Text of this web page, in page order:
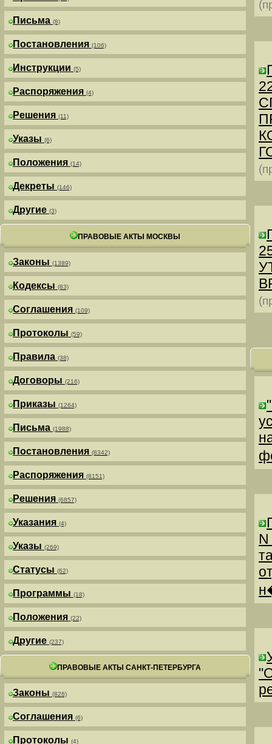
Письма (8)
Постановления (106)
Инструкции (5)
Распоряжения (4)
Решения (11)
Указы (6)
Положения (14)
Декреты (146)
Другие (3)
ПРАВОВЫЕ АКТЫ МОСКВЫ
Законы (1389)
Кодексы (83)
Соглашения (109)
Протоколы (59)
Правила (38)
Договоры (216)
Приказы (1264)
Письма (1988)
Постановления (8342)
Распоряжения (8151)
Решения (6857)
Указания (4)
Указы (269)
Статусы (62)
Программы (18)
Положения (22)
Другие (237)
ПРАВОВЫЕ АКТЫ САНКТ-ПЕТЕРБУРГА
Законы (826)
Соглашения (6)
Протоколы (4)